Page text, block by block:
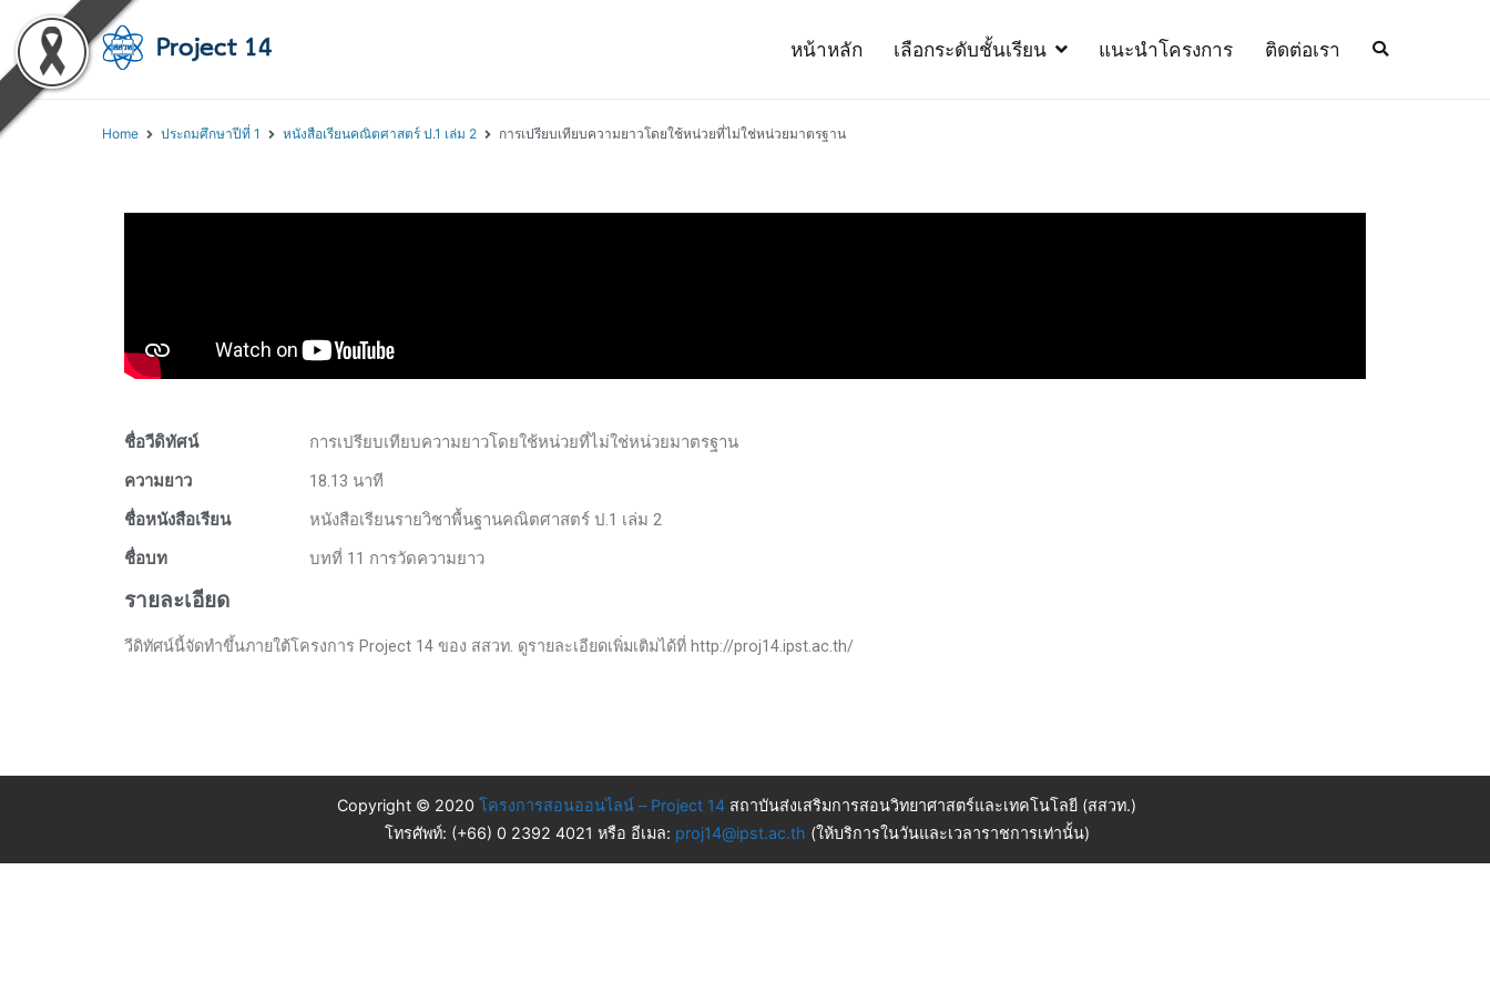
หน้าหลัก เลือกระดับชั้นเรียน แนะนำโครงการ ติดต่อเรา
Home ประถมศึกษาปีที่ 1 หนังสือเรียนคณิตศาสตร์ ป.1 เล่ม 2 การเปรียบเทียบความยาวโดยใช้หน่วยที่ไม่ใช่หน่วยมาตรฐาน
ชื่อวีดิทัศน์
การเปรียบเทียบความยาวโดยใช้หน่วยที่ไม่ใช่หน่วยมาตรฐาน
ความยาว
18.13 นาที
ชื่อหนังสือเรียน
หนังสือเรียนรายวิชาพื้นฐานคณิตศาสตร์ ป.1 เล่ม 2
ชื่อบท
บทที่ 11 การวัดความยาว
รายละเอียด
วีดิทัศน์นี้จัดทำขึ้นภายใต้โครงการ Project 14 ของ สสวท. ดูรายละเอียดเพิ่มเติมได้ที่ http://proj14.ipst.ac.th/
Copyright © 2020 โครงการสอนออนไลน์ – Project 14 สถาบันส่งเสริมการสอนวิทยาศาสตร์และเทคโนโลยี (สสวท.)
โทรศัพท์: (+66) 0 2392 4021 หรือ อีเมล: proj14@ipst.ac.th (ให้บริการในวันและเวลาราชการเท่านั้น)